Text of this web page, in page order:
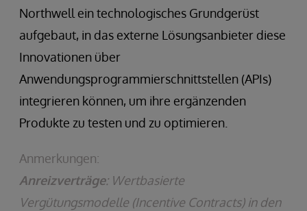
Northwell ein technologisches Grundgerüst
aufgebaut, in das externe Lösungsanbieter diese
Innovationen über
Anwendungsprogrammierschnittstellen (APIs)
integrieren können, um ihre ergänzenden
Produkte zu testen und zu optimieren.
Anmerkungen:
Anreizverträge: Wertbasierte
Vergütungsmodelle (Incentive Contracts) in den